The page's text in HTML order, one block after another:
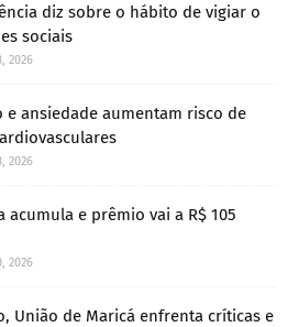
diz sobre o hábito de vigiar o
sociais
2026
e ansiedade aumentam risco de
2026
acumula e prêmio vai a R$ 105
2026
União de Maricá enfrenta críticas e